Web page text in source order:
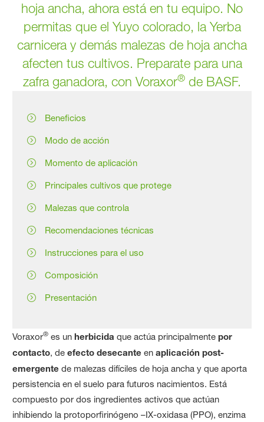
hoja ancha, ahora está en tu equipo. No
permitas que el Yuyo colorado, la Yerba
carnicera y demás malezas de hoja ancha
afecten tus cultivos. Preparate para una
zafra ganadora, con Voraxor® de BASF.
Beneficios
Modo de acción
Momento de aplicación
Principales cultivos que protege
Malezas que controla
Recomendaciones técnicas
Instrucciones para el uso
Composición
Presentación
Voraxor® es unherbicida que actúa principalmentepor
contacto, deefecto desecante enaplicación post-
emergente de malezas difíciles de hoja ancha y que aporta
persistencia en el suelo para futuros nacimientos. Está
compuesto por dos ingredientes activos que actúan
inhibiendo la protoporfirinógeno –IX-oxidasa (PPO), enzima